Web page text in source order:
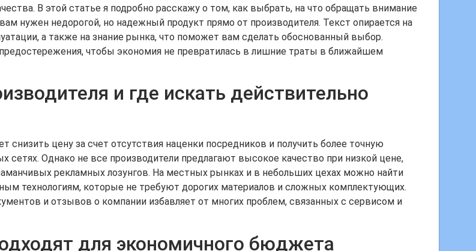
В этой статье я подробно расскажу о том, как выбрать, на что обращать внимание
нужен недорогой, но надежный продукт прямо от производителя. Текст опирается на
а также на знание рынка, что поможет вам сделать обоснованный выбор.
чтобы экономия не превратилась в лишние траты в ближайшем
и где искать действительно
снизить цену за счет отсутствия наценки посредников и получить более точную
сетях. Однако не все производители предлагают высокое качество при низкой цене,
рекламных лозунгов. На местных рынках и в небольших цехах можно найти
технологиям, которые не требуют дорогих материалов и сложных комплектующих.
и отзывов о компании избавляет от многих проблем, связанных с сервисом и
для экономичного бюджета